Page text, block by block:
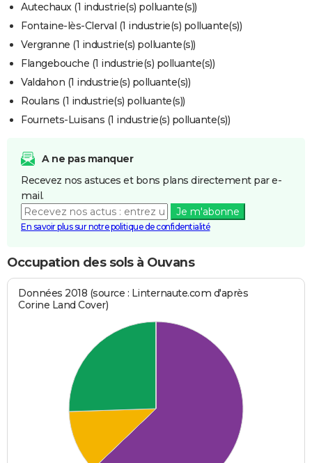
FORUM
Bricolage
Lifestyle
Culture
Sport
Auto
Television
Voyage
Cinema
Autechaux (1 industrie(s) polluante(s))
Fontaine-lès-Clerval (1 industrie(s) polluante(s))
Vergranne (1 industrie(s) polluante(s))
Flangebouche (1 industrie(s) polluante(s))
Valdahon (1 industrie(s) polluante(s))
Roulans (1 industrie(s) polluante(s))
Fournets-Luisans (1 industrie(s) polluante(s))
A ne pas manquer
Recevez nos astuces et bons plans directement par e-
mail.
Je m'abonne
En savoir plus sur notre politique de confidentialité
Occupation des sols à Ouvans
Données 2018 (source : Linternaute.com d'après
Corine Land Cover)